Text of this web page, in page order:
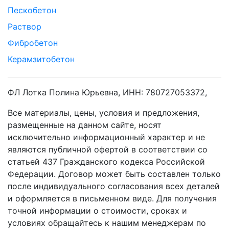
Пескобетон
Раствор
Фибробетон
Керамзитобетон
ФЛ Лотка Полина Юрьевна, ИНН: 780727053372,
Все материалы, цены, условия и предложения,
размещенные на данном сайте, носят
исключительно информационный характер и не
являются публичной офертой в соответствии со
статьей 437 Гражданского кодекса Российской
Федерации. Договор может быть составлен только
после индивидуального согласования всех деталей
и оформляется в письменном виде. Для получения
точной информации о стоимости, сроках и
условиях обращайтесь к нашим менеджерам по